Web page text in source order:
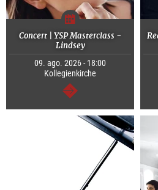
Concert | YSP Masterclass -
Lindsey
09. ago. 2026 - 18:00
Kollegienkirche
continuar